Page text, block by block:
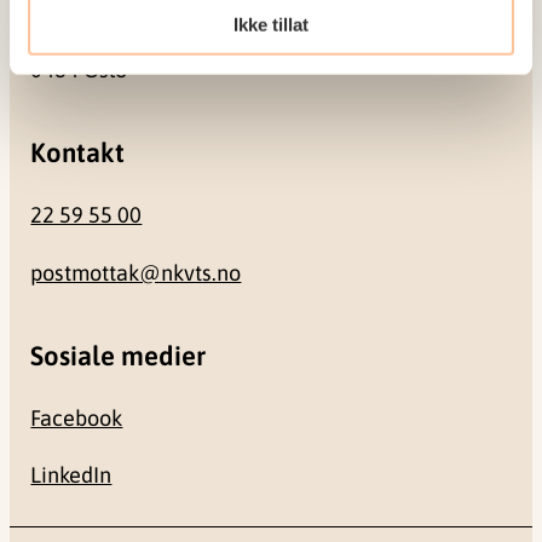
Ikke tillat
0484 Oslo
Kontakt
22 59 55 00
postmottak@nkvts.no
Sosiale medier
Facebook
LinkedIn